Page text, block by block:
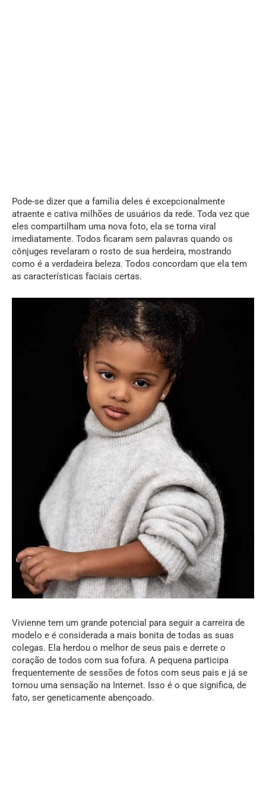
Pode-se dizer que a família deles é excepcionalmente
atraente e cativa milhões de usuários da rede. Toda vez que
eles compartilham uma nova foto, ela se torna viral
imediatamente. Todos ficaram sem palavras quando os
cônjuges revelaram o rosto de sua herdeira, mostrando
como é a verdadeira beleza. Todos concordam que ela tem
as características faciais certas.
Vivienne tem um grande potencial para seguir a carreira de
modelo e é considerada a mais bonita de todas as suas
colegas. Ela herdou o melhor de seus pais e derrete o
coração de todos com sua fofura. A pequena participa
frequentemente de sessões de fotos com seus pais e já se
tornou uma sensação na Internet. Isso é o que significa, de
fato, ser geneticamente abençoado.